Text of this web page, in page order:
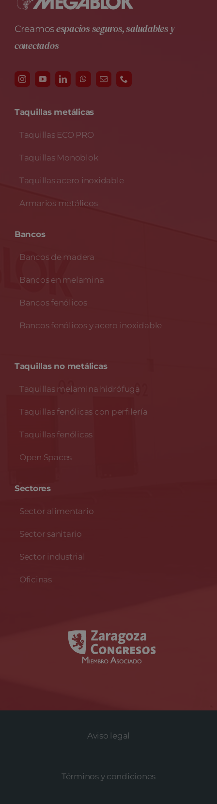
Creamosespacios seguros, saludables y
conectados
Taquillas metálicas
Taquillas ECO PRO
Taquillas Monoblok
Taquillas acero inoxidable
Armarios metálicos
Bancos
Bancos de madera
Bancos en melamina
Bancos fenólicos
Bancos fenólicos y acero inoxidable
Taquillas no metálicas
Taquillas melamina hidrófuga
Taquillas fenólicas con perfilería
Taquillas fenólicas
Open Spaces
Sectores
Sector alimentario
Sector sanitario
Sector industrial
Oficinas
Aviso legal
Términos y condiciones